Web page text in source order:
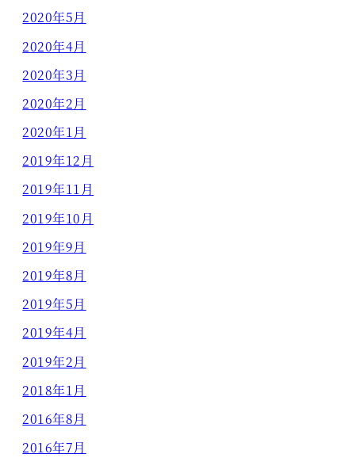
2020年5月
2020年4月
2020年3月
2020年2月
2020年1月
2019年12月
2019年11月
2019年10月
2019年9月
2019年8月
2019年5月
2019年4月
2019年2月
2018年1月
2016年8月
2016年7月